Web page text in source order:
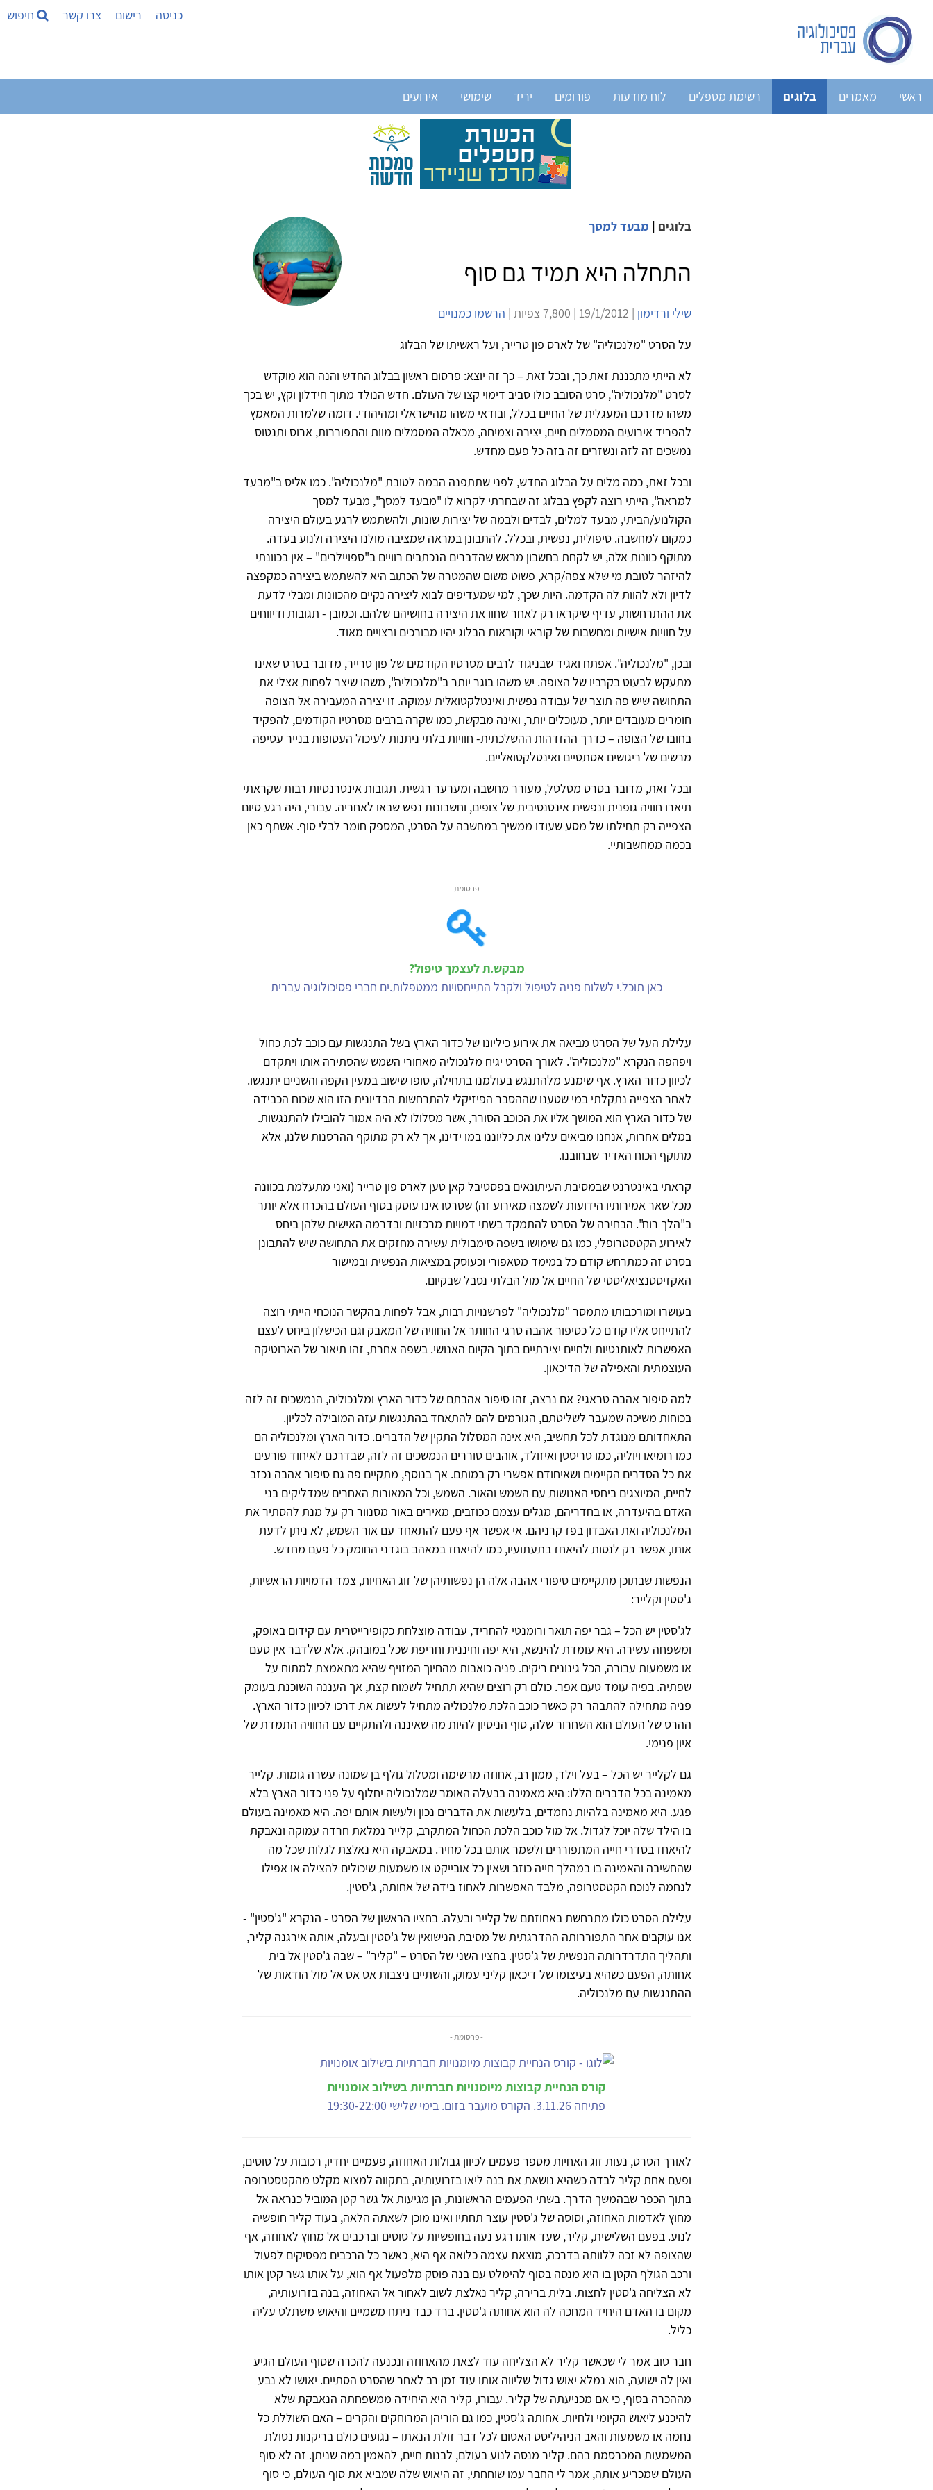
כניסה רישום צרו קשר חיפוש
ראשי מאמרים בלוגים רשימת מטפלים לוח מודעות פורומים יריד שימושי אירועים
בלוגים | מבעד למסך
התחלה היא תמיד גם סוף
שילי ורדימון | 19/1/2012 | 7,800 צפיות |
הרשמו כמנויים
על הסרט "מלנכוליה" של לארס פון טרייר, ועל ראשיתו של הבלוג
לא הייתי מתכננת זאת כך, ובכל זאת – כך זה יוצא: פרסום ראשון בבלוג החדש והנה הוא מוקדש
לסרט "מלנכוליה", סרט הסובב כולו סביב דימוי קצו של העולם. חדש הנולד מתוך חידלון וקץ, יש בכך
משהו מדרכם המעגלית של החיים בכלל, ובודאי משהו מהישראלי ומהיהודי. דומה שלמרות המאמץ
להפריד אירועים המסמלים חיים, יצירה וצמיחה, מכאלה המסמלים מוות והתפוררות, ארוס ותנטוס
נמשכים זה לזה ונשזרים זה בזה כל פעם מחדש.
ובכל זאת, כמה מלים על הבלוג החדש, לפני שתתפנה הבמה לטובת "מלנכוליה". כמו אליס ב"מבעד
למראה", הייתי רוצה לקפץ בבלוג זה שבחרתי לקרוא לו "מבעד למסך", מבעד למסך
הקולנוע/הביתי, מבעד למלים, לבדים ולבמה של יצירות שונות, ולהשתמש לרגע בעולם היצירה
כמקום למחשבה. טיפולית, נפשית, ובכלל. להתבונן במראה שמציבה מולנו היצירה ולנוע בעדה.
מתוקף כוונות אלה, יש לקחת בחשבון מראש שהדברים הנכתבים רוויים ב"ספויילרים" – אין בכוונתי
להיזהר לטובת מי שלא צפה/קרא, פשוט משום שהמטרה של הכתוב היא להשתמש ביצירה כמקפצה
לדיון ולא להוות לה הקדמה. היות שכך, למי שמעדיפים לבוא ליצירה נקיים מהכוונות ומבלי לדעת
את ההתרחשות, עדיף שיקראו רק לאחר שחוו את היצירה בחושיהם שלהם. וכמובן - תגובות ודיווחים
על חוויות אישיות ומחשבות של קוראי וקוראות הבלוג יהיו מבורכים ורצויים מאוד.
ובכן, "מלנכוליה". אפתח ואגיד שבניגוד לרבים מסרטיו הקודמים של פון טרייר, מדובר בסרט שאינו
מתעקש לבעוט בקרביו של הצופה. יש משהו בוגר יותר ב"מלנכוליה", משהו שיצר לפחות אצלי את
התחושה שיש פה תוצר של עבודה נפשית ואינטלקטואלית עמוקה. זו יצירה המעבירה אל הצופה
חומרים מעובדים יותר, מעוכלים יותר, ואינה מבקשת, כמו שקרה ברבים מסרטיו הקודמים, להפקיד
בחובו של הצופה – כדרך ההזדהות ההשלכתית- חוויות בלתי ניתנות לעיכול העטופות בנייר עטיפה
מרשים של ריגושים אסתטיים ואינטלקטואליים.
ובכל זאת, מדובר בסרט מטלטל, מעורר מחשבה ומערער רגשית. תגובות אינטרנטיות רבות שקראתי
תיארו חוויה גופנית ונפשית אינטנסיבית של צופים, וחשבונות נפש שבאו לאחריה. עבורי, היה רגע סיום
הצפייה רק תחילתו של מסע שעודו ממשיך במחשבה על הסרט, המספק חומר לבלי סוף. אשתף כאן
בכמה ממחשבותיי.
- פרסומת -
מבקש.ת לעצמך טיפול?
כאן תוכל.י לשלוח פניה לטיפול ולקבל התייחסויות ממטפלות.ים חברי פסיכולוגיה עברית
עלילת העל של הסרט מביאה את אירוע כיליונו של כדור הארץ בשל התנגשות עם כוכב לכת כחול
ויפהפה הנקרא "מלנכוליה". לאורך הסרט יגיח מלנכוליה מאחורי השמש שהסתירה אותו ויתקדם
לכיוון כדור הארץ. אף שימנע מלהתנגש בעולמנו בתחילה, סופו שישוב במעין הקפה והשניים יתנגשו.
לאחר הצפייה נתקלתי במי שטענו שההסבר הפיזיקלי להתרחשות הבדיונית הזו הוא שכוח הכבידה
של כדור הארץ הוא המושך אליו את הכוכב הסורר, אשר מסלולו לא היה אמור להובילו להתנגשות.
במלים אחרות, אנחנו מביאים עלינו את כליוננו במו ידינו, אך לא רק מתוקף ההרסנות שלנו, אלא
מתוקף הכוח האדיר שבחובנו.
קראתי באינטרנט שבמסיבת העיתונאים בפסטיבל קאן טען לארס פון טרייר (ואני מתעלמת בכוונה
מכל שאר אמירותיו הידועות לשמצה מאירוע זה) שסרטו אינו עוסק בסוף העולם בהכרח אלא יותר
ב"הלך רוח". הבחירה של הסרט להתמקד בשתי דמויות מרכזיות ובדרמה האישית שלהן ביחס
לאירוע הקטסטרופלי, כמו גם שימושו בשפה סימבולית עשירה מחזקים את התחושה שיש להתבונן
בסרט זה כמתרחש קודם כל במימד מטאפורי וכעוסק במציאות הנפשית ובמישור
האקזיסטנציאליסטי של החיים אל מול הבלתי נסבל שבקיום.
בעושרו ומורכבותו מתמסר "מלנכוליה" לפרשנויות רבות, אבל לפחות בהקשר הנוכחי הייתי רוצה
להתייחס אליו קודם כל כסיפור אהבה טרגי החותר אל החוויה של המאבק וגם הכישלון ביחס לעצם
האפשרות לאותנטיות ולחיים יצירתיים בתוך הקיום האנושי. בשפה אחרת, זהו תיאור של הארוטיקה
העוצמתית והאפילה של הדיכאון.
למה סיפור אהבה טראגי? אם נרצה, זהו סיפור אהבתם של כדור הארץ ומלנכוליה, הנמשכים זה לזה
בכוחות משיכה שמעבר לשליטתם, הגורמים להם להתאחד בהתנגשות עזה המובילה לכליון.
התאחדותם מנוגדת לכל תחשיב, היא אינה המסלול התקין של הדברים. כדור הארץ ומלנכוליה הם
כמו רומיאו ויוליה, כמו טריסטן ואיזולד, אוהבים סוררים הנמשכים זה לזה, שבדרכם לאיחוד פורעים
את כל הסדרים הקיימים ושאיחודם אפשרי רק במותם. אך בנוסף, מתקיים פה גם סיפור אהבה נכזב
לחיים, המיוצגים ביחסי האנושות עם השמש והאור. השמש, וכל המאורות האחרים שמדליקים בני
האדם בהיעדרה, או בחדריהם, מגלים עצמם ככוזבים, מאירים באור מסנוור רק על מנת להסתיר את
המלנכוליה ואת האבדון בפז קרניהם. אי אפשר אף פעם להתאחד עם אור השמש, לא ניתן לדעת
אותו, אפשר רק לנסות להיאחז בתעתועיו, כמו להיאחז במאהב בוגדני החומק כל פעם מחדש.
הנפשות שבתוכן מתקיימים סיפורי אהבה אלה הן נפשותיהן של זוג האחיות, צמד הדמויות הראשיות,
ג'סטין וקלייר:
לג'סטין יש הכל – גבר יפה תואר ורומנטי להחריד, עבודה מוצלחת כקופירייטרית עם קידום באופק,
ומשפחה עשירה. היא עומדת להינשא, היא יפה וחיננית וחריפת שכל במובהק. אלא שלדבר אין טעם
או משמעות עבורה, הכל גינונים ריקים. פניה כואבות מהחיוך המזויף שהיא מתאמצת למתוח על
שפתיה. בפיה עומד טעם אפר. כולם רק רוצים שהיא תתחיל לשמוח קצת, אך העננה השוכנת בעומק
פניה מתחילה להתבהר רק כאשר כוכב הלכת מלנכוליה מתחיל לעשות את דרכו לכיוון כדור הארץ.
ההרס של העולם הוא השחרור שלה, סוף הניסיון להיות מה שאיננה ולהתקיים עם החוויה התמדת של
איון פנימי.
גם לקלייר יש הכל – בעל וילד, ממון רב, אחוזה מרשימה ומסלול גולף בן שמונה עשרה גומות. קלייר
מאמינה בכל הדברים הללו: היא מאמינה בבעלה האומר שמלנכוליה יחלוף על פני כדור הארץ בלא
פגע. היא מאמינה בלהיות נחמדים, בלעשות את הדברים נכון ולעשות אותם יפה. היא מאמינה בעולם
בו הילד שלה יוכל לגדול. אל מול כוכב הלכת הכחול המתקרב, קלייר נמלאת חרדה עמוקה ונאבקת
להיאחז בסדרי חייה המתפוררים ולשמר אותם בכל מחיר. במאבקה היא נאלצת לגלות שכל מה
שהחשיבה והאמינה בו במהלך חייה כוזב ושאין כל אובייקט או משמעות שיכולים להצילה או אפילו
לנחמה לנוכח הקטסטרופה, מלבד האפשרות לאחוז בידה של אחותה, ג'סטין.
עלילת הסרט כולו מתרחשת באחוזתם של קלייר ובעלה. בחציו הראשון של הסרט - הנקרא "ג'סטין" -
אנו עוקבים אחר התפוררותה ההדרגתית של מסיבת הנישואין של ג'סטין ובעלה, אותה אירגנה קליר,
ותהליך התדרדרותה הנפשית של ג'סטין. בחציו השני של הסרט – "קליר" – שבה ג'סטין אל בית
אחותה, הפעם כשהיא בעיצומו של דיכאון קליני עמוק, והשתיים ניצבות אט אט אל מול הודאות של
ההתנגשות עם מלנכוליה.
- פרסומת -
קורס הנחיית קבוצות מיומנויות חברתיות בשילוב אומנויות
פתיחה 3.11.26. הקורס מועבר בזום. בימי שלישי 19:30-22:00
לאורך הסרט, נעות זוג האחיות מספר פעמים לכיוון גבולות האחוזה, פעמיים יחדיו, רכובות על סוסים,
ופעם אחת קליר לבדה כשהיא נושאת את בנה ליאו בזרועותיה, בתקווה למצוא מקלט מהקטסטרופה
בתוך הכפר שבהמשך הדרך. בשתי הפעמים הראשונות, הן מגיעות אל גשר קטן המוביל כנראה אל
מחוץ לאדמות האחוזה, וסוסה של ג'סטין עוצר תחתיו ואינו מוכן לשאתה הלאה, בעוד קליר חופשיה
לנוע. בפעם השלישית, קליר, שעד אותו רגע נעה בחופשיות על סוסים וברכבים אל מחוץ לאחוזה, אף
שהצופה לא זכה ללוותה בדרכה, מוצאת עצמה כלואה אף היא, כאשר כל הרכבים מפסיקים לפעול
ורכב הגולף הקטן בו היא מנסה בסוף להימלט עם בנה פוסק מלפעול אף הוא, על אותו גשר קטן אותו
לא הצליחה ג'סטין לחצות. בלית ברירה, קליר נאלצת לשוב לאחור אל האחוזה, בנה בזרועותיה,
מקום בו האדם היחיד המחכה לה הוא אחותה ג'סטין. ברד כבד ניתח משמיים והיאוש משתלט עליה
כליל.
חבר טוב אמר לי שכאשר קליר לא הצליחה עוד לצאת מהאחוזה ונכנעה להכרה שסוף העולם הגיע
ואין לה ישועה, הוא נמלא יאוש גדול שליווה אותו עוד זמן רב לאחר שהסרט הסתיים. יאושו לא נבע
מההכרה בסוף, כי אם מכניעתה של קליר. עבורו, קליר היא היחידה ממשפחתה הנאבקת שלא
להיכנע ליאוש הקיומי ולחיות. אחותה ג'סטין, כמו גם הוריהן המרוחקים והקרים – האם השוללת כל
נחמה או משמעות והאב הניהיליסט האטום לכל דבר זולת הנאתו – נגועים כולם בריקנות נטולת
המשמעות המכרסמת בהם. קליר מנסה לנוע בעולם, לבנות חיים, להאמין במה שניתן. זה לא סוף
העולם שמכריע אותה, אמר לי החבר עמו שוחחתי, זה היאוש שלה שמביא את סוף העולם, כי סוף